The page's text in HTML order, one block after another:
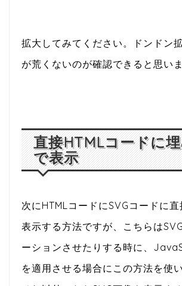
拡大してみてください。ドンドン
が荒くないのが確認できると思いま
直接HTMLコードに
で表示
次にHTMLコードにSVGコードに
表示する方法ですが、こちらは
ーションさせたりする時に、
を適用させる場合にこの方法を使い